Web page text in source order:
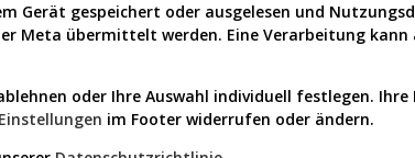
Gerät gespeichert oder ausgelesen und
Meta übermittelt werden. Eine Verarbeitung kann
oder Ihre Auswahl individuell festlegen. Ihre
im Footer widerrufen oder ändern.